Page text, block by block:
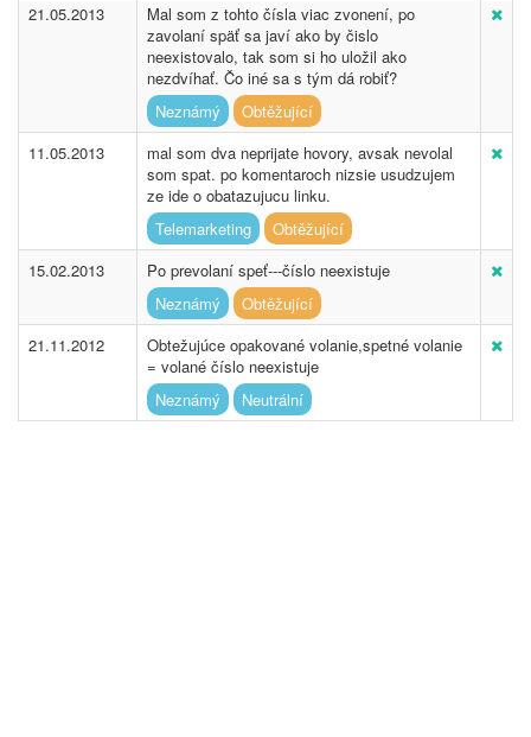
21.05.2013
Mal som z tohto čísla viac zvonení, po
zavolaní späť sa javí ako by čislo
neexistovalo, tak som si ho uložil ako
nezdvíhať. Čo iné sa s tým dá robiť?
Neznámý
Obtěžující
11.05.2013
mal som dva neprijate hovory, avsak nevolal
som spat. po komentaroch nizsie usudzujem
ze ide o obatazujucu linku.
Telemarketing
Obtěžující
15.02.2013
Po prevolaní speť---číslo neexistuje
Neznámý
Obtěžující
21.11.2012
Obtežujúce opakované volanie,spetné volanie
= volané číslo neexistuje
Neznámý
Neutrální